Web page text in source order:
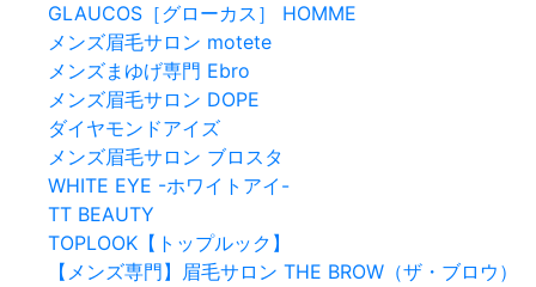
GLAUCOS［グローカス］ HOMME
メンズ眉毛サロン motete
メンズまゆげ専門 Ebro
メンズ眉毛サロン DOPE
ダイヤモンドアイズ
メンズ眉毛サロン ブロスタ
WHITE EYE -ホワイトアイ-
TT BEAUTY
TOPLOOK【トップルック】
【メンズ専門】眉毛サロン THE BROW（ザ・ブロウ）